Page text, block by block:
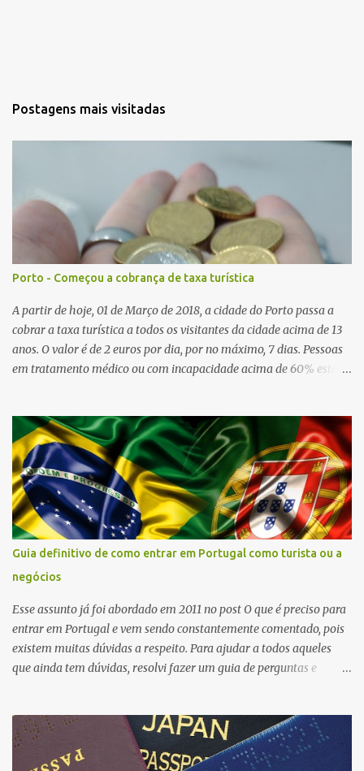
Postagens mais visitadas
Porto - Começou a cobrança de taxa turística
A partir de hoje, 01 de Março de 2018, a cidade do Porto passa a
cobrar a taxa turística a todos os visitantes da cidade acima de 13
anos. O valor é de 2 euros por dia, por no máximo, 7 dias. Pessoas
em tratamento médico ou com incapacidade acima de 60% estão
turística e não para investimento em turismo. Reserve mais uns
euros de imposto para sua próxima viagem! 😔 Saiba mais
em: https://www.jn.pt/local/noticias/porto/porto/interior/porto-
comeca-hoje-a-cobrar-taxa-turistica-de-dois-euros-por-noite-
9153145.html
Guia definitivo de como entrar em Portugal como turista ou a
negócios
Esse assunto já foi abordado em 2011 no post O que é preciso para
entrar em Portugal e vem sendo constantemente comentado, pois
existem muitas dúvidas a respeito. Para ajudar a todos aqueles
que ainda tem dúvidas, resolvi fazer um guia de perguntas e
baseado na legislação em vigor adotada pelo SEF para controle de
fronteiras além de sites de embaixadas e consulados portugueses.
Não é intenção do Conexão Portugal substituir qualquer